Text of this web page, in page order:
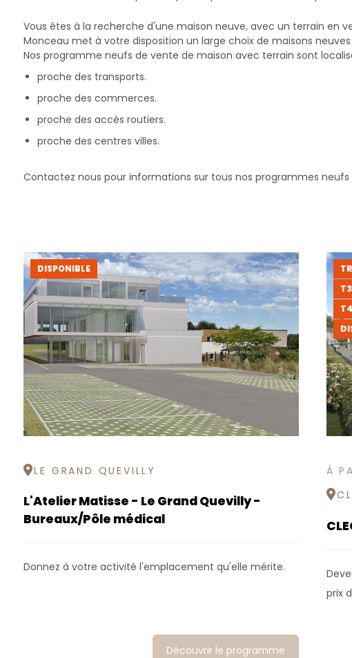
Vous êtes à la recherche d'une maison neuve, avec un terrain en
Monceau met à votre disposition un large choix de maisons
Nos programme neufs de vente de maison avec terrain sont
proche des transports.
proche des commerces.
proche des accès routiers.
proche des centres villes.
Contactez nous pour informations sur tous nos programmes
DISPONIBLE
LE GRAND QUEVILLY
L'Atelier Matisse - Le Grand Quevilly -
Bureaux/Pôle médical
Donnez à votre activité l'emplacement qu'elle mérite.
Découvrir le programme
T3
T4
À
prix